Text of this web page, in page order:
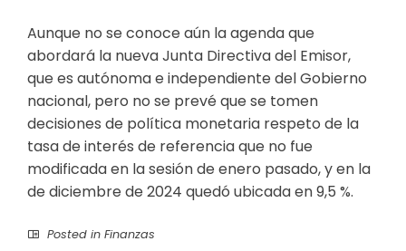
Aunque no se conoce aún la agenda que
abordará la nueva Junta Directiva del Emisor,
que es autónoma e independiente del Gobierno
nacional, pero no se prevé que se tomen
decisiones de política monetaria respeto de la
tasa de interés de referencia que no fue
modificada en la sesión de enero pasado, y en la
de diciembre de 2024 quedó ubicada en 9,5 %.
Posted in Finanzas